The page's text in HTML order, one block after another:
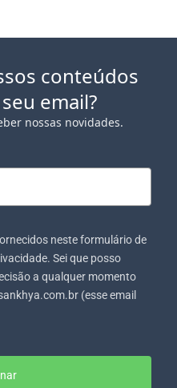
conteúdos
email?
nossas novidades.
neste formulário de
Sei que posso
a qualquer momento
(esse email